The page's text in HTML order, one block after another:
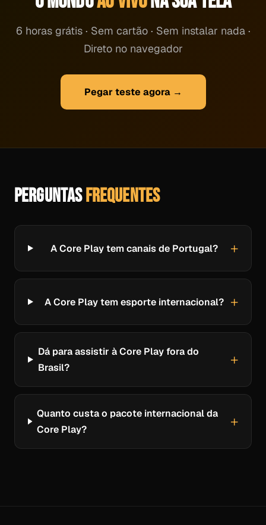
6 horas grátis · Sem cartão · Sem instalar nada ·
Direto no navegador
Pegar teste agora →
PERGUNTASFREQUENTES
A Core Play tem canais de Portugal?
A Core Play tem esporte internacional?
Dá para assistir à Core Play fora do
Brasil?
Quanto custa o pacote internacional da
Core Play?